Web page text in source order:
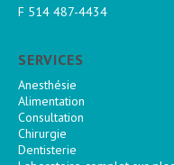
F 514 487-4434
SERVICES
Anesthésie
Alimentation
Consultation
Chirurgie
Dentisterie